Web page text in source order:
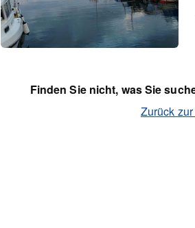
Finden Sie nicht, was Sie
Zurück